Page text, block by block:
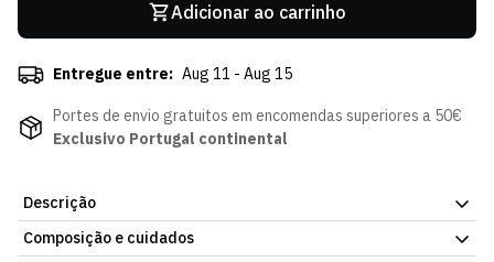
Adicionar ao carrinho
Entregue entre: Aug 11 - Aug 15
Portes de envio gratuitos em encomendas superiores a 50€
Exclusivo Portugal continental
Descrição
A T-shirt DNA Stripes SCP Menina traz um visual descontraído
Composição e cuidados